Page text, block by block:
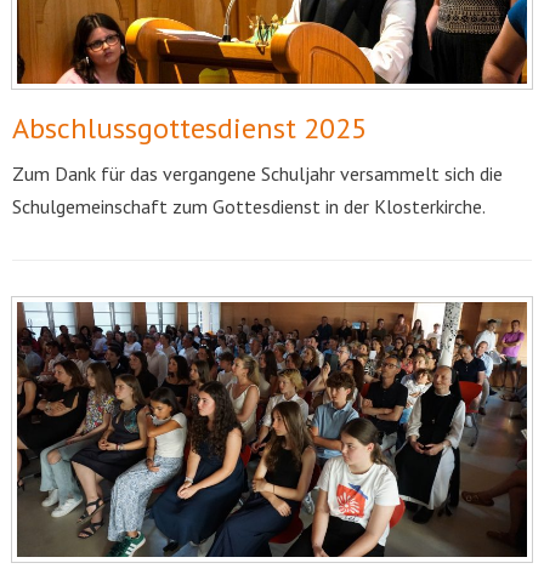
Abschlussgottesdienst 2025
Zum Dank für das vergangene Schuljahr versammelt sich die
Schulgemeinschaft zum Gottesdienst in der Klosterkirche.